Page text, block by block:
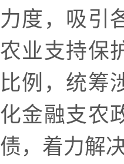
力度，吸引
农业支持保
比例，统筹
化金融支农
债，着力解